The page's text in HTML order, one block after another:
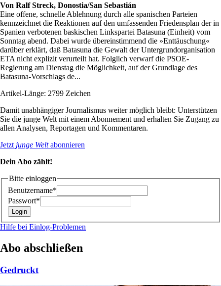
Von Ralf Streck, Donostia/San Sebastián
Eine offene, schnelle Ablehnung durch alle spanischen Parteien
kennzeichnet die Reaktionen auf den umfassenden Friedensplan der in
Spanien verbotenen baskischen Linkspartei Batasuna (Einheit) vom
Sonntag abend. Dabei wurde übereinstimmend die »Enttäuschung«
darüber erklärt, daß Batasuna die Gewalt der Untergrundorganisation
ETA nicht explizit verurteilt hat. Folglich verwarf die PSOE-
Regierung am Dienstag die Möglichkeit, auf der Grundlage des
Batasuna-Vorschlags de...
Artikel-Länge: 2799 Zeichen
Damit unabhängiger Journalismus weiter möglich bleibt: Unterstützen
Sie die junge Welt mit einem Abonnement und erhalten Sie Zugang zu
allen Analysen, Reportagen und Kommentaren.
Jetzt junge Weltabonnieren
Dein Abo zählt!
Bitte einloggen
Benutzername*
Passwort*
Hilfe bei Einlog-Problemen
Abo abschließen
Gedruckt